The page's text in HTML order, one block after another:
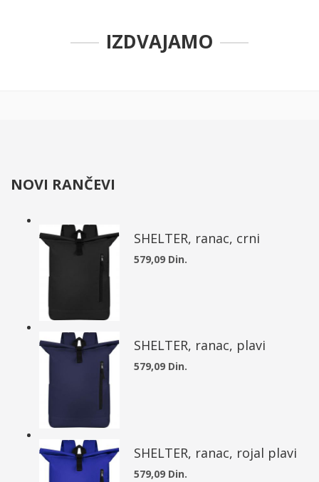
IZDVAJAMO
NOVI RANČEVI
SHELTER, ranac, crni
579,09 Din.
SHELTER, ranac, plavi
579,09 Din.
SHELTER, ranac, rojal plavi
579,09 Din.